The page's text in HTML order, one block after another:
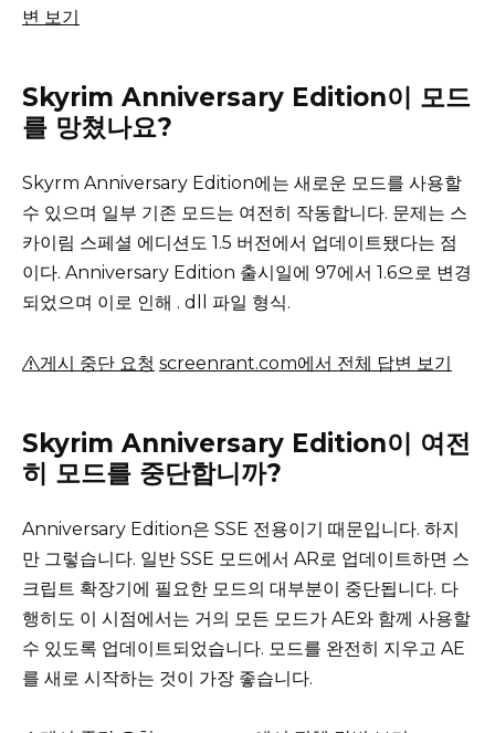
변 보기
Skyrim Anniversary Edition이 모드
를 망쳤나요?
Skyrm Anniversary Edition에는 새로운 모드를 사용할
수 있으며 일부 기존 모드는 여전히 작동합니다. 문제는 스
카이림 스페셜 에디션도 1.5 버전에서 업데이트됐다는 점
이다. Anniversary Edition 출시일에 97에서 1.6으로 변경
되었으며 이로 인해 . dll 파일 형식.
게시 중단 요청 screenrant.com에서 전체 답변 보기
Skyrim Anniversary Edition이 여전
히 모드를 중단합니까?
Anniversary Edition은 SSE 전용이기 때문입니다. 하지
만 그렇습니다. 일반 SSE 모드에서 AR로 업데이트하면 스
크립트 확장기에 필요한 모드의 대부분이 중단됩니다. 다
행히도 이 시점에서는 거의 모든 모드가 AE와 함께 사용할
수 있도록 업데이트되었습니다. 모드를 완전히 지우고 AE
를 새로 시작하는 것이 가장 좋습니다.